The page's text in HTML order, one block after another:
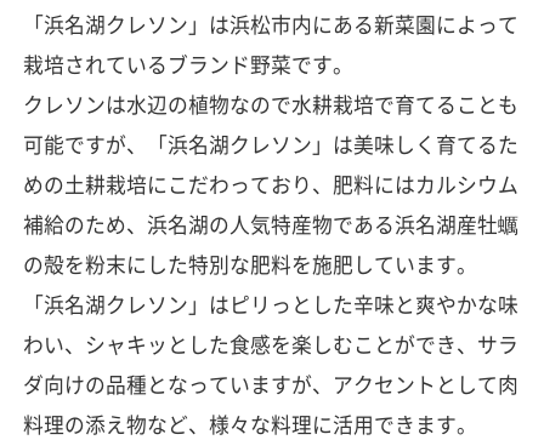
「浜名湖クレソン」は浜松市内にある新菜園によって
栽培されているブランド野菜です。
クレソンは水辺の植物なので水耕栽培で育てることも
可能ですが、「浜名湖クレソン」は美味しく育てるた
めの土耕栽培にこだわっており、肥料にはカルシウム
補給のため、浜名湖の人気特産物である浜名湖産牡蠣
の殻を粉末にした特別な肥料を施肥しています。
「浜名湖クレソン」はピリっとした辛味と爽やかな味
わい、シャキッとした食感を楽しむことができ、サラ
ダ向けの品種となっていますが、アクセントとして肉
料理の添え物など、様々な料理に活用できます。